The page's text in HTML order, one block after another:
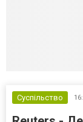
Суспільство